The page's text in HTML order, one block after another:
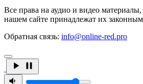
Все права на аудио и видео
нашем сайте принадлежат их
Обратная связь: info@online-red.pro